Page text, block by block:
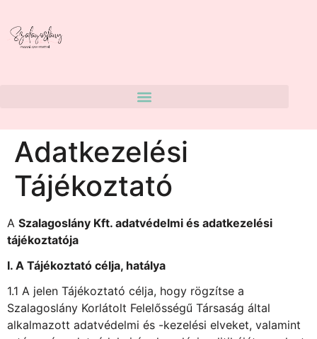
Adatkezelési
Tájékoztató
A Szalagoslány Kft. adatvédelmi és adatkezelési
tájékoztatója
I. A Tájékoztató célja, hatálya
1.1 A jelen Tájékoztató célja, hogy rögzítse a
Szalagoslány Korlátolt Felelősségű Társaság által
alkalmazott adatvédelmi és -kezelési elveket, valamint